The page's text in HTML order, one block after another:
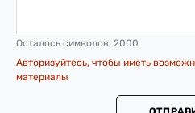
Осталось символов: 2000
Авторизуйтесь, чтобы иметь
материалы